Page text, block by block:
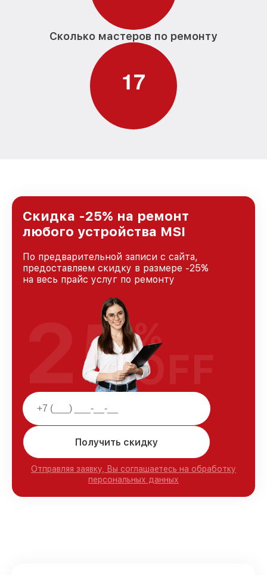
Сколько мастеров по ремонту
17
Скидка -25% на ремонт
любого устройства MSI
По предварительной записи с сайта,
предоставляем скидку в размере -25%
на весь прайс услуг по ремонту
Получить скидку
Отправляя заявку, Вы соглашаетесь на обработку
персональных данных
25%
OFF